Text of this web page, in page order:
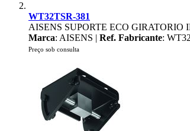
WT32TSR-381
AISENS SUPORTE ECO
Marca: AISENS | Ref. Fabricante:
Preço sob consulta